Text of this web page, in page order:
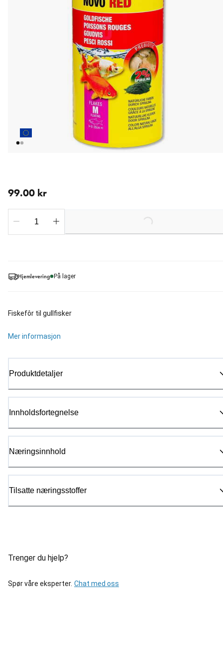
Hjemlevering På lager
Fiskefôr til gullfisker
Mer informasjon
Produktdetaljer
Innholdsfortegnelse
Næringsinnhold
Tilsatte næringsstoffer
Trenger du hjelp?
Spør våre eksperter. Chat med oss
99.00 kr